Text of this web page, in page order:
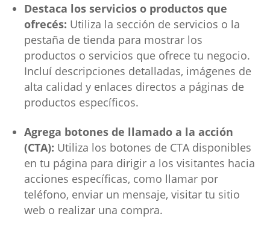
Destaca los servicios o productos que
ofrecés: Utiliza la sección de servicios o la
pestaña de tienda para mostrar los
productos o servicios que ofrece tu negocio.
Incluí descripciones detalladas, imágenes de
alta calidad y enlaces directos a páginas de
productos específicos.
Agrega botones de llamado a la acción
(CTA): Utiliza los botones de CTA disponibles
en tu página para dirigir a los visitantes hacia
acciones específicas, como llamar por
teléfono, enviar un mensaje, visitar tu sitio
web o realizar una compra.